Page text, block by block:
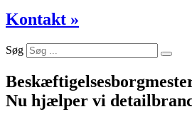
Kontakt »
Søg
Nu hjælper vi